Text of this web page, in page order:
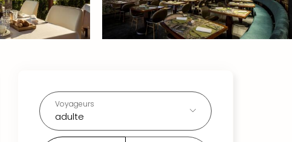
Voyageurs
adulte